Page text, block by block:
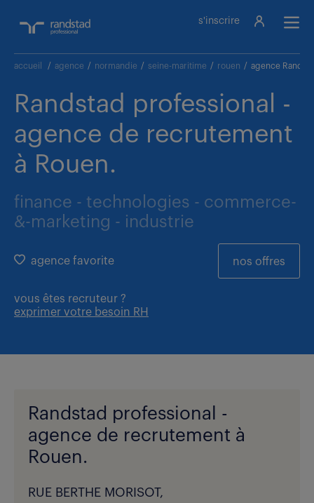
s'inscrire
accueil / agence / normandie / seine-maritime / rouen / agence
Randstad professional -
agence de recrutement
à Rouen.
finance - technologies - commerce-
&-marketing - industrie
nos offres
agence favorite
vous êtes recruteur ?
exprimer votre besoin RH
Randstad professional -
agence de recrutement à
Rouen.
RUE BERTHE MORISOT,